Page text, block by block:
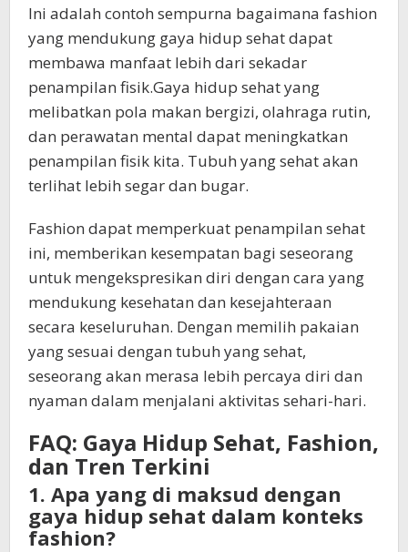
Ini adalah contoh sempurna bagaimana fashion
yang mendukung gaya hidup sehat dapat
membawa manfaat lebih dari sekadar
penampilan fisik.Gaya hidup sehat yang
melibatkan pola makan bergizi, olahraga rutin,
dan perawatan mental dapat meningkatkan
penampilan fisik kita. Tubuh yang sehat akan
terlihat lebih segar dan bugar.
Fashion dapat memperkuat penampilan sehat
ini, memberikan kesempatan bagi seseorang
untuk mengekspresikan diri dengan cara yang
mendukung kesehatan dan kesejahteraan
secara keseluruhan. Dengan memilih pakaian
yang sesuai dengan tubuh yang sehat,
seseorang akan merasa lebih percaya diri dan
nyaman dalam menjalani aktivitas sehari-hari.
FAQ: Gaya Hidup Sehat, Fashion,
dan Tren Terkini
1. Apa yang di maksud dengan
gaya hidup sehat dalam konteks
fashion?